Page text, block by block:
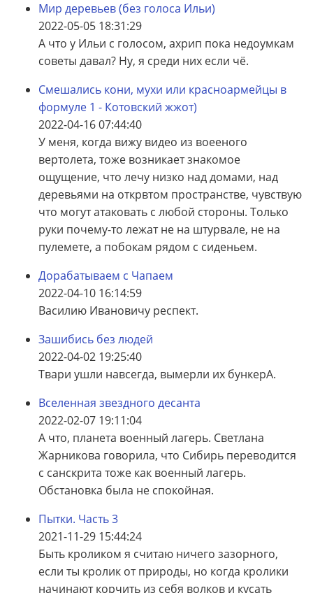
Мир деревьев (без голоса Ильи)
2022-05-05 18:31:29
А что у Ильи с голосом, ахрип пока недоумкам
советы давал? Ну, я среди них если чё.
Смешались кони, мухи или красноармейцы в
формуле 1 - Котовский жжот)
2022-04-16 07:44:40
У меня, когда вижу видео из воееного
вертолета, тоже возникает знакомое
ощущение, что лечу низко над домами, над
деревьями на открвтом пространстве, чувствую
что могут атаковать с любой стороны. Только
руки почему-то лежат не на штурвале, не на
пулемете, а побокам рядом с сиденьем.
Дорабатываем с Чапаем
2022-04-10 16:14:59
Василию Ивановичу респект.
Зашибись без людей
2022-04-02 19:25:40
Твари ушли навсегда, вымерли их бункерА.
Вселенная звездного десанта
2022-02-07 19:11:04
А что, планета военный лагерь. Светлана
Жарникова говорила, что Сибирь переводится
с санскрита тоже как военный лагерь.
Обстановка была не спокойная.
Пытки. Часть 3
2021-11-29 15:44:24
Быть кроликом я считаю ничего зазорного,
если ты кролик от природы, но когда кролики
начинают корчить из себя волков и кусать